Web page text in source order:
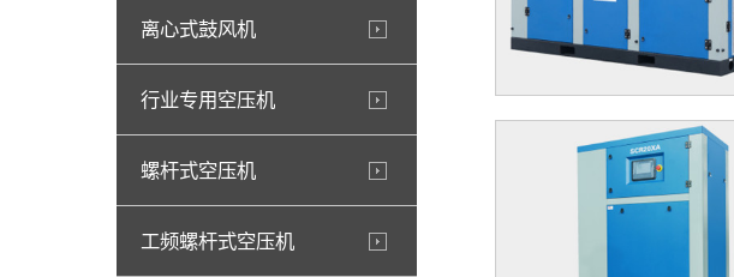
离心式鼓风机
行业专用空压机
螺杆式空压机
工频螺杆式空压机